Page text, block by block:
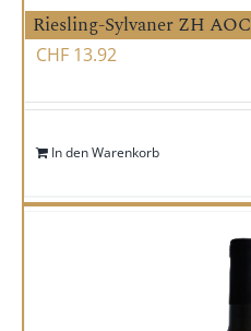
Riesling-Sylvaner ZH AOC
CHF 13.92
In den Warenkorb